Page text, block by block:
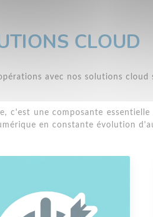
CLOUD
avec nos solutions cloud
c'est une composante
en constante évolution